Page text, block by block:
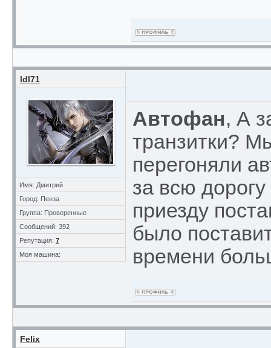
ldl71
Имя: Дмитрий
Город: Пенза
Группа: Проверенные
Сообщений: 392
Репутация: 7
Моя машина:
Автофан, А
транзитки?
перегоняли
за всю
приезду
было
времени
Felix